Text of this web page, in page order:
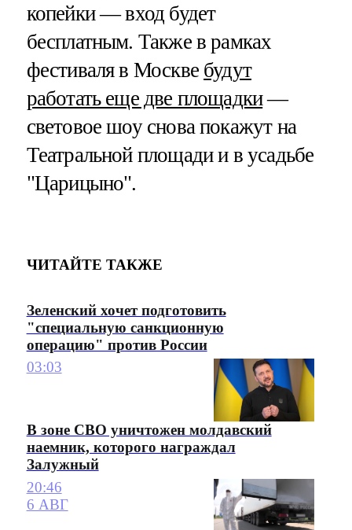
копейки — вход будет
бесплатным. Также в рамках
фестиваля в Москве будут
работать еще две площадки—
световое шоу снова покажут на
Театральной площади и в усадьбе
"Царицыно".
ЧИТАЙТЕ ТАКЖЕ
Зеленский хочет подготовить
"специальную санкционную
операцию" против России
03:03
В зоне СВО уничтожен молдавский
наемник, которого награждал
Залужный
20:46
6 АВГ